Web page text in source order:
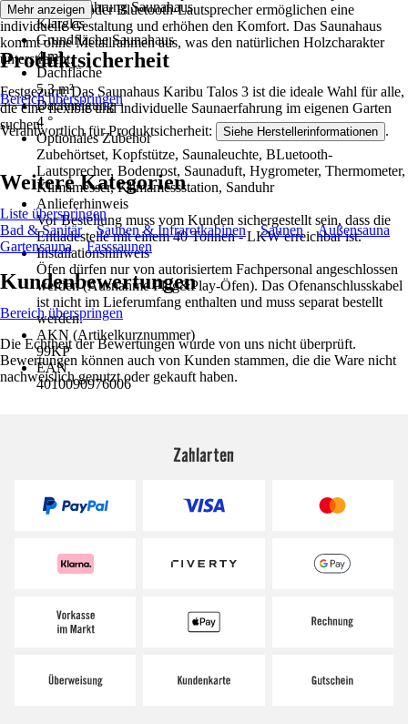
Glasausführung Saunahaus
Klarglas
Grundfläche Saunahaus
4 m²
Dachfläche
5,3 m²
Dachneigung
4 °
Optionales Zubehör
Zubehörtset, Kopfstütze, Saunaleuchte, BLuetooth-
Lautsprecher, Bodenrost, Saunaduft, Hygrometer, Thermometer,
Klimamesser, Klimamessstation, Sanduhr
Anlieferhinweis
Vor Bestellung muss vom Kunden sichergestellt sein, dass die
Entladestelle mit einem 40 Tonnen - LKW erreichbar ist.
Installationshinweis
Öfen dürfen nur von autorisiertem Fachpersonal angeschlossen
werden (Ausnahme Plug&Play-Öfen). Das Ofenanschlusskabel
ist nicht im Lieferumfang enthalten und muss separat bestellt
werden.
AKN (Artikelkurznummer)
99KP
EAN
4010090976006
Saunaleuchten oder Bluetooth-Lautsprecher ermöglichen eine
individuelle Gestaltung und erhöhen den Komfort. Das Saunahaus
kommt ohne Metallrahmen aus, was den natürlichen Holzcharakter
unterstreicht.
Festgezurrt: Das Saunahaus Karibu Talos 3 ist die ideale Wahl für alle,
die eine flexible und individuelle Saunaerfahrung im eigenen Garten
suchen.
Mehr anzeigen
Produktsicherheit
Bereich überspringen
Verantwortlich für Produktsicherheit: Siehe Herstellerinformationen .
Weitere Kategorien
Liste überspringen
Bad & Sanitär
Saunen & Infrarotkabinen Saunen
Außensauna
Gartensauna
Fasssaunen
Kundenbewertungen
Bereich überspringen
Die Echtheit der Bewertungen wurde von uns nicht überprüft.
Bewertungen können auch von Kunden stammen, die die Ware nicht
nachweislich genutzt oder gekauft haben.
Zahlarten